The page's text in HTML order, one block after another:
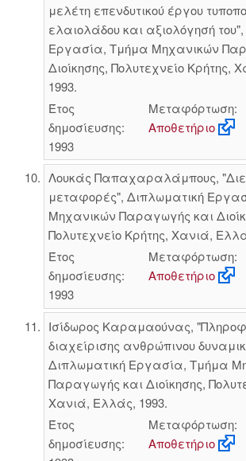
μελέτη επενδυτικού έργου
ελαιολάδου και αξιολόγησή
Εργασία, Τμήμα Μηχανικών
Διοίκησης, Πολυτεχνείο Κρήτης,
1993.
Έτος
δημοσίευσης:
1993
Μεταφόρτωση:
Αποθετήριο
Λουκάς Παπαχαραλάμπους,
μεταφορές", Διπλωματική
Μηχανικών Παραγωγής και
Πολυτεχνείο Κρήτης, Χανιά,
Έτος
δημοσίευσης:
1993
Μεταφόρτωση:
Αποθετήριο
Ισίδωρος Καραμαούνας,
διαχείρισης ανθρώπινου
Διπλωματική Εργασία, Τμήμα
Παραγωγής και Διοίκησης,
Χανιά, Ελλάς, 1993.
Έτος
δημοσίευσης:
Μεταφόρτωση:
Αποθετήριο